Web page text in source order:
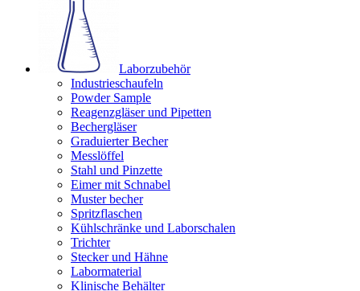
Laborzubehör
Industrieschaufeln
Powder Sample
Reagenzgläser und Pipetten
Bechergläser
Graduierter Becher
Messlöffel
Stahl und Pinzette
Eimer mit Schnabel
Muster becher
Spritzflaschen
Kühlschränke und Laborschalen
Trichter
Stecker und Hähne
Labormaterial
Klinische Behälter